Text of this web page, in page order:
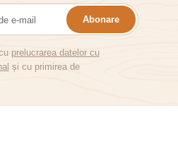
Abonare
prelucrarea datelor cu
și cu primirea de